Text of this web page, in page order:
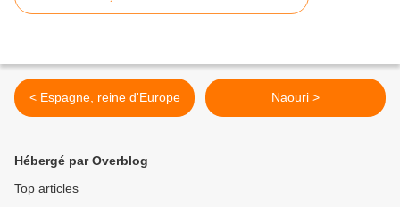
< Espagne, reine d'Europe Naouri >
Hébergé par Overblog
Top articles